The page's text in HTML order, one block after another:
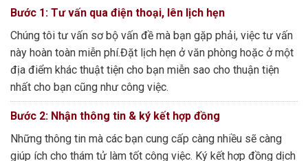
Bước 1: Tư vấn qua điện thoại, lên lịch hẹn
Chúng tôi tư vấn sơ bộ vấn đề mà bạn gặp phải, việc tư vấn
này hoàn toàn miễn phí.Đặt lịch hẹn ở văn phòng hoặc ở một
địa điểm khác thuật tiện cho bạn miễn sao cho thuận tiện
nhất cho bạn cũng như công việc.
Bước 2: Nhận thông tin & ký kết hợp đồng
Những thông tin mà các bạn cung cấp càng nhiều sẽ càng
giúp ích cho thám tử làm tốt công việc. Ký kết hợp đồng dịch